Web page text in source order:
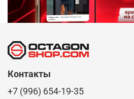
Контакты
+7 (996) 654-19-35